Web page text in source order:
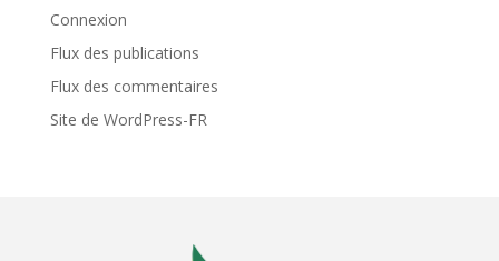
Connexion
Flux des publications
Flux des commentaires
Site de WordPress-FR